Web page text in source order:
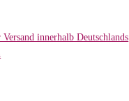
Versand innerhalb Deutschlands